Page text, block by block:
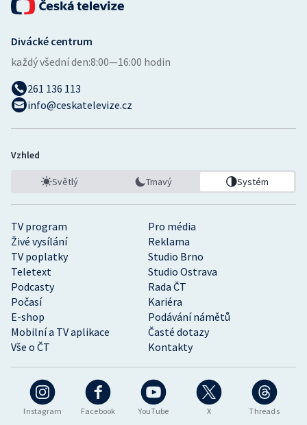
Instagram Facebook YouTube X Threads
TV program
Pro média
Živé vysílání
Reklama
TV poplatky
Studio Brno
Teletext
Studio Ostrava
Podcasty
Rada ČT
Počasí
Kariéra
E-shop
Podávání námětů
Mobilní a TV aplikace
Časté dotazy
Vše o ČT
Kontakty
Divácké centrum
každý všední den:8:00—16:00 hodin
261 136 113
info@ceskatelevize.cz
Vzhled
Světlý Tmavý Systém